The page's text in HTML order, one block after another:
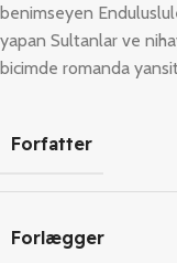
benimseyen
yapan Sultanlar ve
bicimde romanda
Forfatter
Forlægger